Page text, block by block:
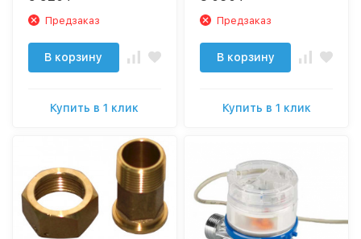
Предзаказ
В корзину
Купить в 1 клик
Предзаказ
В корзину
Купить в 1 клик